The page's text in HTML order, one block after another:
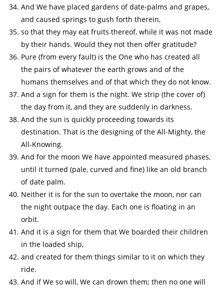
And We have placed gardens of date-palms and grapes,
and caused springs to gush forth therein,
so that they may eat fruits thereof, while it was not made
by their hands. Would they not then offer gratitude?
Pure (from every fault) is the One who has created all
the pairs of whatever the earth grows and of the
humans themselves and of that which they do not know.
And a sign for them is the night. We strip (the cover of)
the day from it, and they are suddenly in darkness.
And the sun is quickly proceeding towards its
destination. That is the designing of the All-Mighty, the
All-Knowing.
And for the moon We have appointed measured phases,
until it turned (pale, curved and fine) like an old branch
of date palm.
Neither it is for the sun to overtake the moon, nor can
the night outpace the day. Each one is floating in an
orbit.
And it is a sign for them that We boarded their children
in the loaded ship,
and created for them things similar to it on which they
ride.
And if We so will, We can drown them; then no one will